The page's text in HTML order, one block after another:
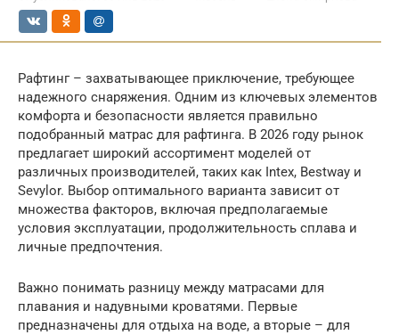
Рафтинг – захватывающее приключение, требующее
надежного снаряжения. Одним из ключевых элементов
комфорта и безопасности является правильно
подобранный матрас для рафтинга. В 2026 году рынок
предлагает широкий ассортимент моделей от
различных производителей, таких как Intex, Bestway и
Sevylor. Выбор оптимального варианта зависит от
множества факторов, включая предполагаемые
условия эксплуатации, продолжительность сплава и
личные предпочтения.
Важно понимать разницу между матрасами для
плавания и надувными кроватями. Первые
предназначены для отдыха на воде, а вторые – для